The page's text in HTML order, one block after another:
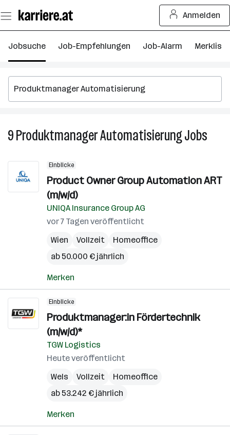
Seiteninhalt
springen
Anmelden
Jobsuche Job-Empfehlungen Job-Alarm Merkliste
9Produktmanager AutomatisierungJobs
Einblicke
Product Owner Group Automation ART
(m/w/d)
UNIQA Insurance Group AG
vor 7 Tagen veröffentlicht
Wien
Vollzeit
Homeoffice
ab 50.000 € jährlich
Merken
Einblicke
Produktmanager:in Fördertechnik
(m/w/d)*
TGW Logistics
Heute veröffentlicht
Wels
Vollzeit
Homeoffice
ab 53.242 € jährlich
Merken